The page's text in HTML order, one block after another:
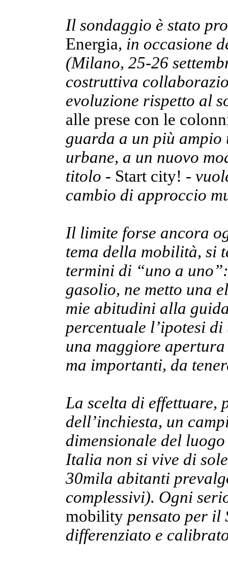
Il sondaggio è stato
Energia, in occasione
(Milano, 25-26
costruttiva
evoluzione rispetto al
alle prese con le
guarda a un più
urbane, a un nuovo
titolo - Start city! -
cambio di approccio
Il limite forse ancora
tema della mobilità, si
termini di “uno a
gasolio, ne metto una
mie abitudini alla
percentuale l’ipotesi
una maggiore
ma importanti, da
La scelta di effettuare,
dell’inchiesta, un
dimensionale del
Italia non si vive di
30mila abitanti
complessivi). Ogni
mobility pensato per il
differenziato e